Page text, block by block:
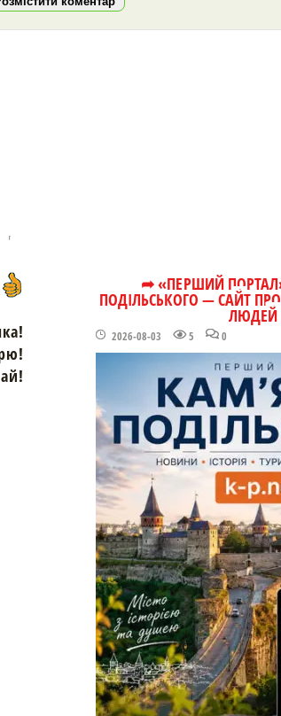
➦ «ПЕРШИЙ
ПОДІЛЬСЬКОГО — САЙТ
ЛЮДЕЙ
2026-08-03 5 0